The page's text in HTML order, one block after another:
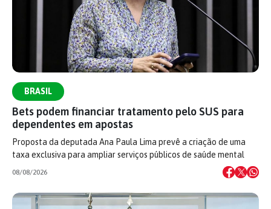
BRASIL
Bets podem financiar tratamento pelo SUS para
dependentes em apostas
Proposta da deputada Ana Paula Lima prevê a criação de uma
taxa exclusiva para ampliar serviços públicos de saúde mental
08/08/2026